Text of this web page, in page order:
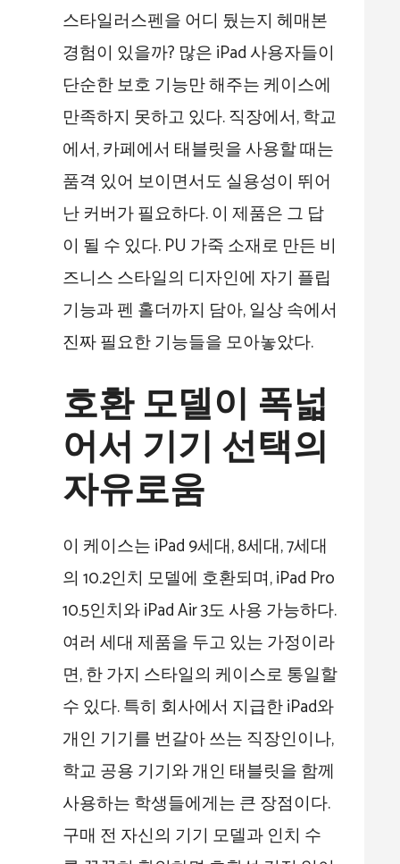
스타일러스펜을 어디 뒀는지 헤매본
경험이 있을까? 많은 iPad 사용자들이
단순한 보호 기능만 해주는 케이스에
만족하지 못하고 있다. 직장에서, 학교
에서, 카페에서 태블릿을 사용할 때는
품격 있어 보이면서도 실용성이 뛰어
난 커버가 필요하다. 이 제품은 그 답
이 될 수 있다. PU 가죽 소재로 만든 비
즈니스 스타일의 디자인에 자기 플립
기능과 펜 홀더까지 담아, 일상 속에서
진짜 필요한 기능들을 모아놓았다.
호환 모델이 폭넓
어서 기기 선택의
자유로움
이 케이스는 iPad 9세대, 8세대, 7세대
의 10.2인치 모델에 호환되며, iPad Pro
10.5인치와 iPad Air 3도 사용 가능하다.
여러 세대 제품을 두고 있는 가정이라
면, 한 가지 스타일의 케이스로 통일할
수 있다. 특히 회사에서 지급한 iPad와
개인 기기를 번갈아 쓰는 직장인이나,
학교 공용 기기와 개인 태블릿을 함께
사용하는 학생들에게는 큰 장점이다.
구매 전 자신의 기기 모델과 인치 수